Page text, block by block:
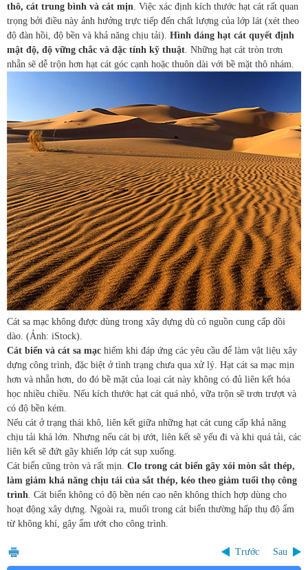
thô, cát trung bình và cát mịn . Việc xác định kích thước hạt cát rất quan
trọng bởi điều này ảnh hưởng trực tiếp đến chất lượng của lớp lát (xét theo
độ đàn hồi, độ bền và khả năng chịu tải). Hình dáng hạt cát quyết định
mật độ, độ vững chắc và đặc tính kỹ thuật . Những hạt cát tròn trơn
nhẵn sẽ dễ trộn hơn hạt cát góc cạnh hoặc thuôn dài với bề mặt thô nhám.
Cát sa mạc không được dùng trong xây dựng dù có nguồn cung cấp dồi
dào. (Ảnh: iStock).
Cát biển và cát sa mạc hiếm khi đáp ứng các yêu cầu để làm vật liệu xây
dựng công trình, đặc biệt ở tình trạng chưa qua xử lý. Hạt cát sa mạc mịn
hơn và nhẵn hơn, do đó bề mặt của loại cát này không có đủ liên kết hóa
học nhiều chiều. Nếu kích thước hạt cát quá nhỏ, vữa trộn sẽ trơn trượt và
có độ bền kém.
Nếu cát ở trạng thái khô, liên kết giữa những hạt cát cung cấp khả năng
chịu tải khá lớn. Nhưng nếu cát bị ướt, liên kết sẽ yếu đi và khi quá tải, các
liên kết sẽ đứt gãy khiến lớp cát sụp xuống.
Cát biển cũng tròn và rất mịn. Clo trong cát biển gây xói mòn sắt thép,
làm giảm khả năng chịu tải của sắt thép, kéo theo giảm tuổi thọ công
trình . Cát biển không có độ bền nén cao nên không thích hợp dùng cho
hoạt động xây dựng. Ngoài ra, muối trong cát biển thường hấp thụ độ ẩm
từ không khí, gây ẩm ướt cho công trình.
Trước Sau